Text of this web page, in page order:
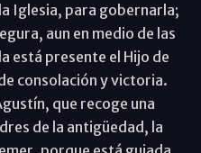
Iglesia, para gobernarla;
aun en medio de las
está presente el Hijo de
consolación y victoria.
que recoge una
de la antigüedad, la